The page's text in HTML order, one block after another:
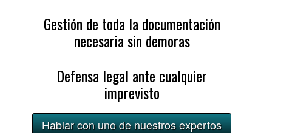
Gestión de toda la documentación
necesaria sin demoras
Defensa legal ante cualquier
imprevisto
Hablar con uno de nuestros expertos